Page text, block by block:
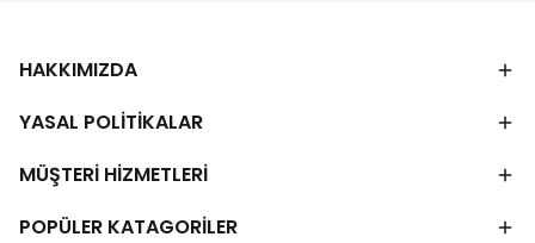
HAKKIMIZDA
YASAL POLİTİKALAR
MÜŞTERİ HİZMETLERİ
POPÜLER KATAGORİLER